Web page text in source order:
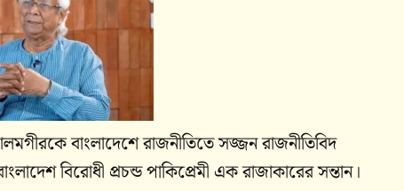
বাংলাদেশে রাজনীতিতে সজ্জন রাজনীতিবিদ
বিরোধী প্রচন্ড পাকিপ্রেমী এক রাজাকারের সন্তান।